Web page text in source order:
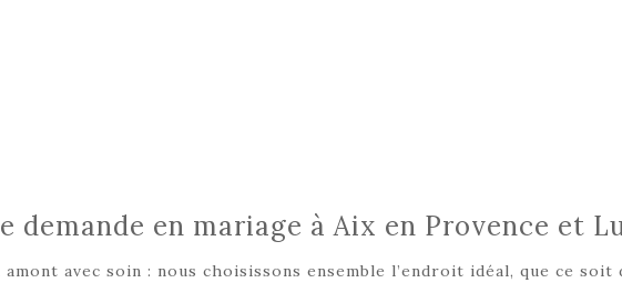
demande en mariage à Aix en Provence et
avec soin : nous choisissons ensemble l’endroit idéal, que ce soit